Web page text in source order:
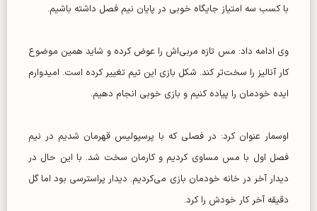
با کسب سه امتیاز جایگاه خوبی در پایان نیم فصل داشته باشیم.
وی ادامه داد: مس تازه مربی‌اش را عوض کرده و شاید همین موضوع
کار آنالیز را سخت‌تر کند. شکل بازی این تیم تغییر کرده است. امیدوارم
ایده خودمان را پیاده کنیم و بازی خوبی انجام دهیم.
اوسمار عنوان کرد: در فصلی که با پرسپولیس قهرمان شدیم در نیم
فصل اول با مس مساوی کردیم و کارمان سخت شد. با این حال در
دیدار آخر در خانه خودمان بازی می‌کردیم. دیدار پراسترسی بود اما گل
دقیقه آخر کار خودش را کرد.